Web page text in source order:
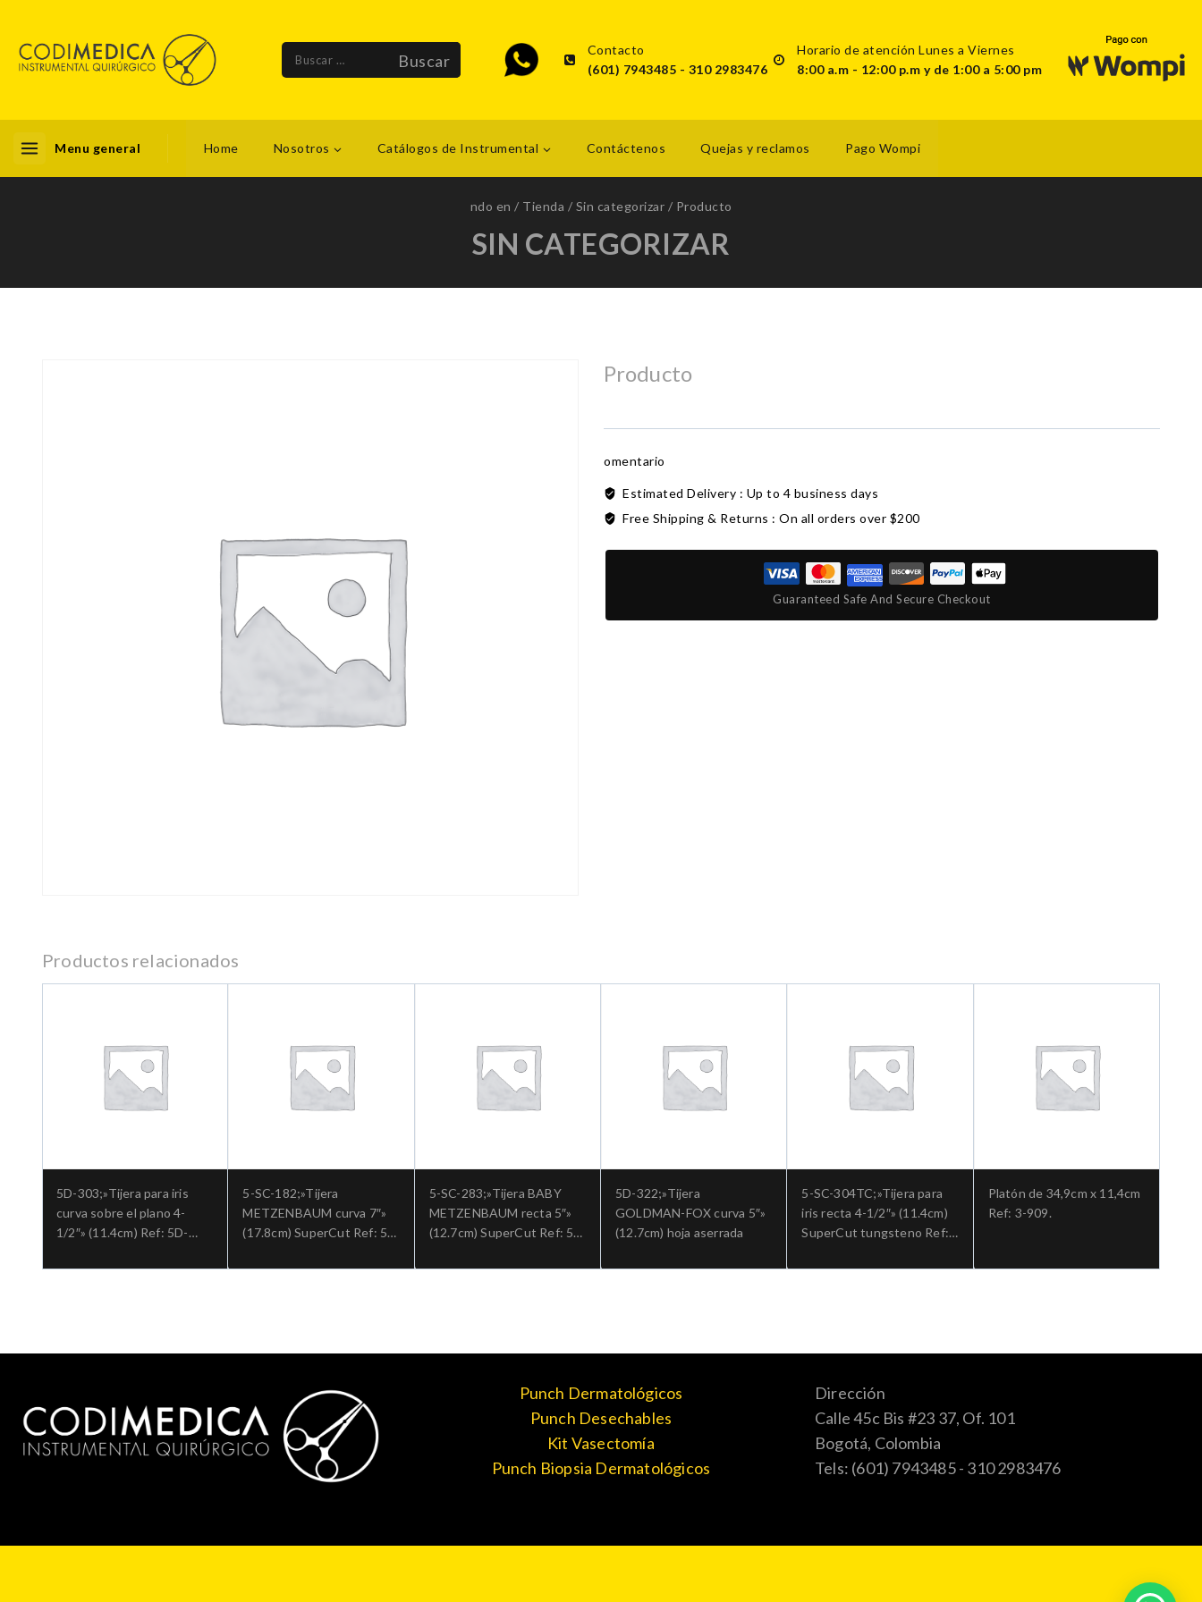
Contacto
(601) 7943485 - 310 2983476
Horario de atención Lunes a Viernes
8:00 a.m - 12:00 p.m y de 1:00 a 5:00 pm
Menu general Home Nosotros Catálogos de Instrumental Contáctenos Quejas y reclamos Pago Wompi
ndo en / Tienda / Sin categorizar / Producto
SIN CATEGORIZAR
Producto
omentario
Estimated Delivery : Up to 4 business days
Free Shipping & Returns : On all orders over $200
Guaranteed Safe And Secure Checkout
Productos relacionados
5D-303;»Tijera para iris
curva sobre el plano 4-
1/2″» (11.4cm) Ref: 5D-
5-SC-182;»Tijera
METZENBAUM curva 7″»
(17.8cm) SuperCut Ref: 5-
5-SC-283;»Tijera BABY
METZENBAUM recta 5″»
(12.7cm) SuperCut Ref: 5-
5D-322;»Tijera
GOLDMAN-FOX curva 5″»
(12.7cm) hoja aserrada
5-SC-304TC;»Tijera para
iris recta 4-1/2″» (11.4cm)
SuperCut tungsteno Ref:
general
Platón de 34,9cm x 11,4cm
Ref: 3-909.
Punch Dermatológicos
Punch Desechables
Kit Vasectomía
Punch Biopsia Dermatológicos
Dirección
Calle 45c Bis #23 37, Of. 101
Bogotá, Colombia
Tels: (601) 7943485 - 310 2983476